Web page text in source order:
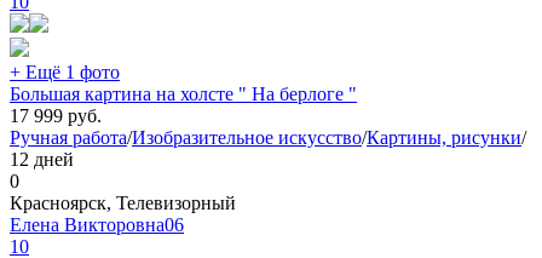
+ Ещё 1 фото
Большая картина на холсте " На берлоге "
17 999 руб.
Ручная работа/Изобразительное искусство/Картины, рисунки/
12 дней
0
Красноярск, Телевизорный
Елена Викторовна06
10